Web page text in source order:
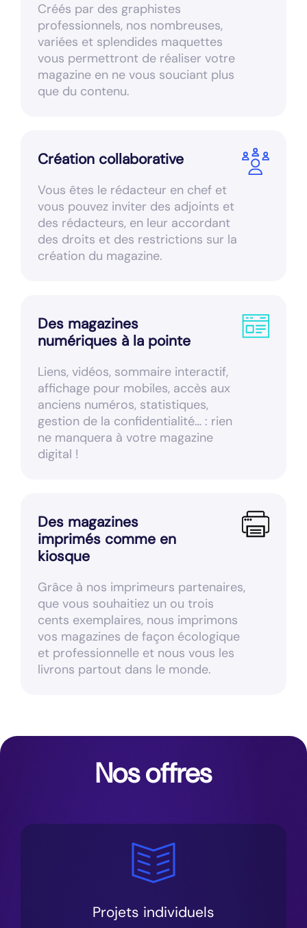
Créés par des graphistes
professionnels, nos nombreuses,
variées et splendides maquettes
vous permettront de réaliser votre
magazine en ne vous souciant plus
que du contenu.
Création collaborative
Vous êtes le rédacteur en chef et
vous pouvez inviter des adjoints et
des rédacteurs, en leur accordant
des droits et des restrictions sur la
création du magazine.
Des magazines
numériques à la pointe
Liens, vidéos, sommaire interactif,
affichage pour mobiles, accès aux
anciens numéros, statistiques,
gestion de la confidentialité… : rien
ne manquera à votre magazine
digital !
Des magazines
imprimés comme en
kiosque
Grâce à nos imprimeurs partenaires,
que vous souhaitiez un ou trois
cents exemplaires, nous imprimons
vos magazines de façon écologique
et professionnelle et nous vous les
livrons partout dans le monde.
Nos offres
Projets individuels